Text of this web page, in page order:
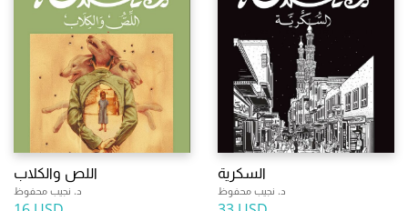
اللص والكلاب
د. نجيب محفوظ
السكرية
د. نجيب محفوظ